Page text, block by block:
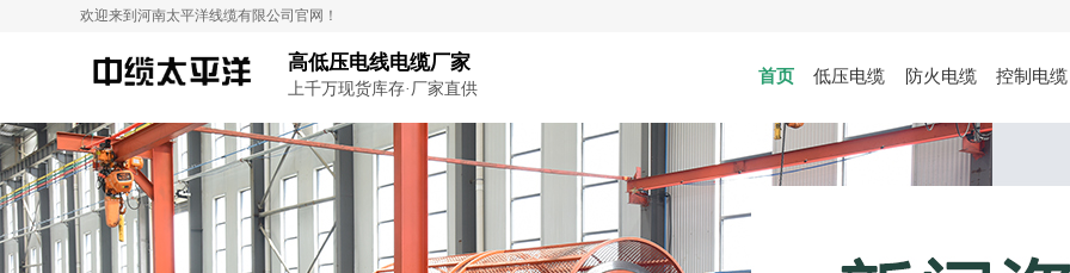
欢迎来到河南太平洋线缆有限公司官网！
高低压电线电缆厂家
上千万现货库存·厂家直供
首页 低压电缆 防火电缆 控制电缆